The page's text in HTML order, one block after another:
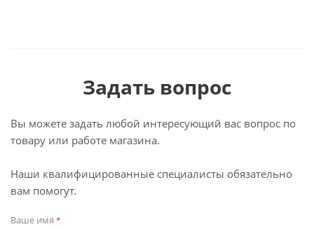
Задать вопрос
Вы можете задать любой интересующий вас вопрос по
товару или работе магазина.
Наши квалифицированные специалисты обязательно
вам помогут.
Ваше имя *